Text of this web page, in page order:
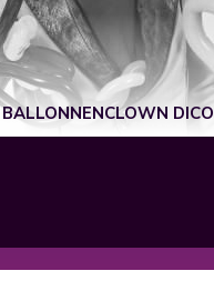
BALLONNENCLOWN DICO